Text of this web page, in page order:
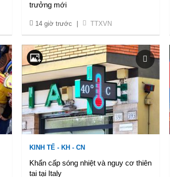
trưởng mới
14 giờ trước TTXVN
KINH TẾ - KH - CN
Khẩn cấp sóng nhiệt và nguy cơ thiên
tai tại Italy